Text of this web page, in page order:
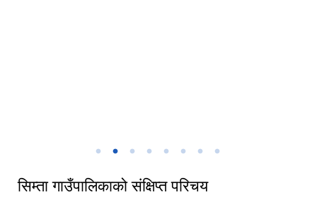
सिम्ता गाउँपालिकाको संक्षिप्त परिचय